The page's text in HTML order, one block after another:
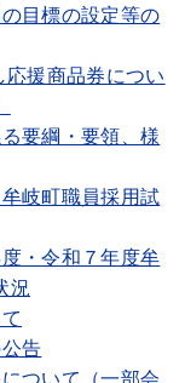
目標の設定等の
援商品券につい
要綱・要領、様
岐町職員採用試
・令和７年度牟
況
告